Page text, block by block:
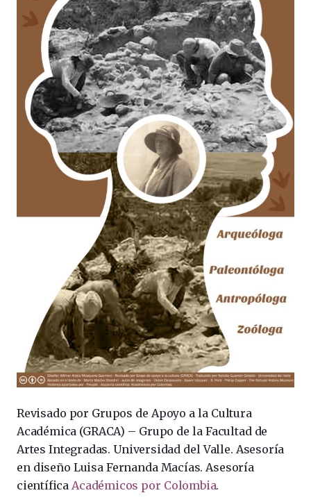
Revisado por Grupos de Apoyo a la Cultura
Académica (GRACA) – Grupo de la Facultad de
Artes Integradas. Universidad del Valle. Asesoría
en diseño Luisa Fernanda Macías. Asesoría
científicaAcadémicos por Colombia.